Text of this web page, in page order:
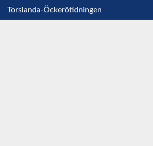
Torslanda-Öckerötidningen